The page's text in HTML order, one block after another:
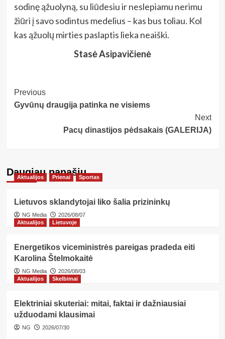
sodinę ąžuolyną, su liūdesiu ir neslepiamu nerimu
žiūri į savo sodintus medelius – kas bus toliau. Kol
kas ąžuolų mirties paslaptis lieka neaiški.
Stasė Asipavičienė
Post
Navigation
Previous
Gyvūnų draugija patinka ne visiems
Next
Pacų dinastijos pėdsakais (GALERIJA)
Daugiau panašių…
Aktualijos Prienai Sportas
Lietuvos sklandytojai liko šalia prizininkų
NG Media
2026/08/07
Aktualijos
Lietuvoje
Energetikos viceministrės pareigas pradeda eiti
Karolina Štelmokaitė
NG Media
2026/08/03
Aktualijos
Skelbimai
Elektriniai skuteriai: mitai, faktai ir dažniausiai
užduodami klausimai
NG 2026/07/30